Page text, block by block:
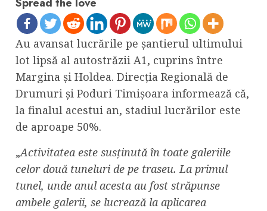
Au avansat lucrările pe șantierul ultimului
lot lipsă al autostrăzii A1, cuprins între
Margina și Holdea. Direcția Regională de
Drumuri și Poduri Timișoara informează că,
la finalul acestui an, stadiul lucrărilor este
de aproape 50%.
„Activitatea este susținută în toate galeriile
celor două tuneluri de pe traseu. La primul
tunel, unde anul acesta au fost străpunse
ambele galerii, se lucrează la aplicarea